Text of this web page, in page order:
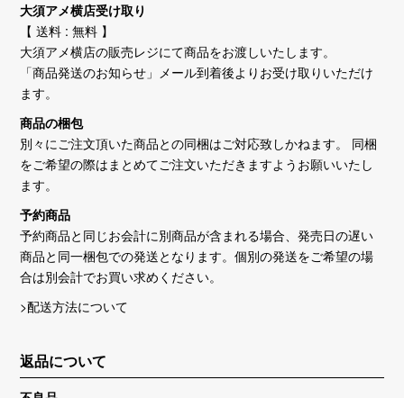
大須アメ横店受け取り
【 送料 : 無料 】
大須アメ横店の販売レジにて商品をお渡しいたします。
「商品発送のお知らせ」メール到着後よりお受け取りいただけ
ます。
商品の梱包
別々にご注文頂いた商品との同梱はご対応致しかねます。 同梱
をご希望の際はまとめてご注文いただきますようお願いいたし
ます。
予約商品
予約商品と同じお会計に別商品が含まれる場合、発売日の遅い
商品と同一梱包での発送となります。個別の発送をご希望の場
合は別会計でお買い求めください。
>配送方法について
返品について